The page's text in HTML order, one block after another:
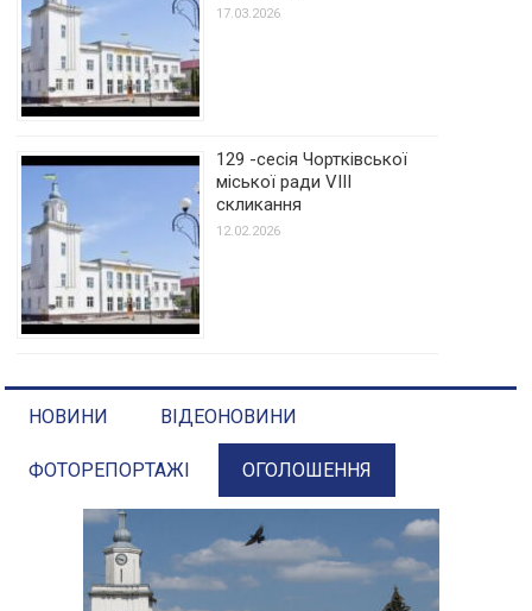
17.03.2026
129 -сесія Чортківської
міської ради VIII
скликання
12.02.2026
НОВИНИ ВІДЕОНОВИНИ
ФОТОРЕПОРТАЖІ ОГОЛОШЕННЯ